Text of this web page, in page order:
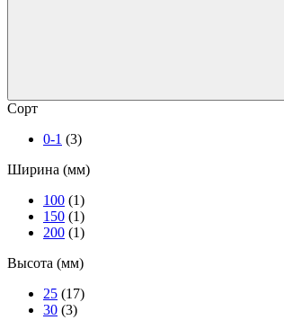
Сорт
0-1 (3)
Ширина (мм)
100 (1)
150 (1)
200 (1)
Высота (мм)
25 (17)
30 (3)